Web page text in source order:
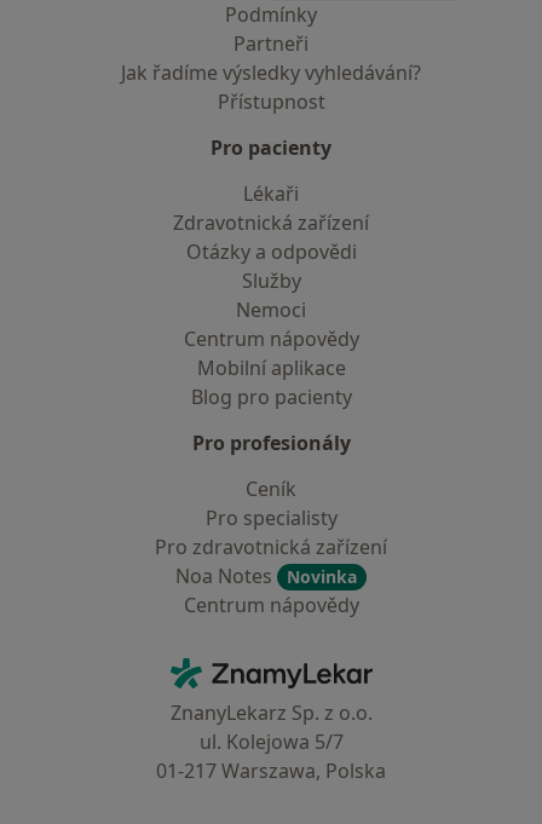
Podmínky
Partneři
Jak řadíme výsledky vyhledávání?
Přístupnost
Pro pacienty
Lékaři
Zdravotnická zařízení
Otázky a odpovědi
Služby
Nemoci
Centrum nápovědy
Mobilní aplikace
Blog pro pacienty
Pro profesionály
Ceník
Pro specialisty
Pro zdravotnická zařízení
Noa Notes
Novinka
Centrum nápovědy
ZnamyLekar - Hlavní stránka
ZnanyLekarz Sp. z o.o.
ul. Kolejowa 5/7
01-217 Warszawa, Polska